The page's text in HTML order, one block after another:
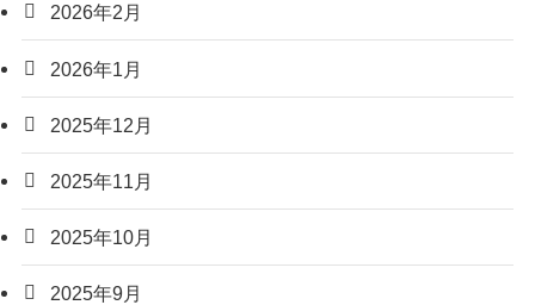
2026年2月
2026年1月
2025年12月
2025年11月
2025年10月
2025年9月